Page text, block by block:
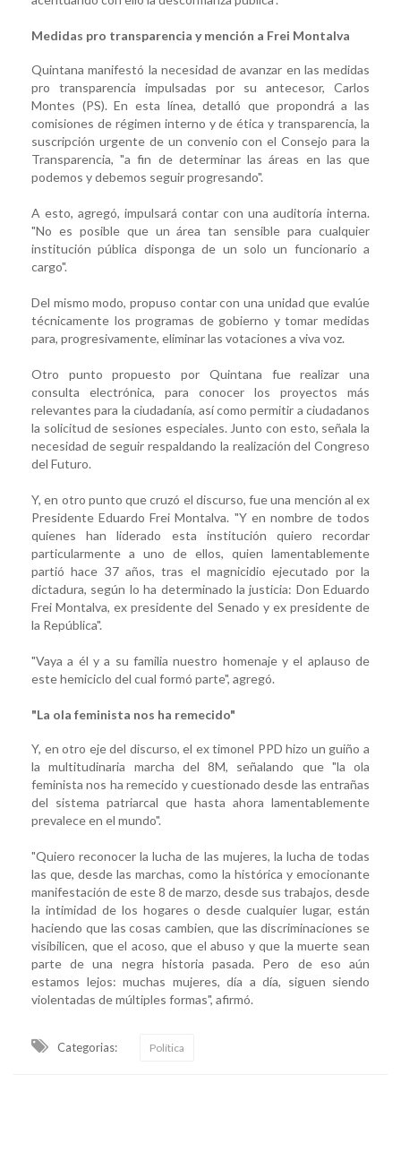
Medidas pro transparencia y mención a Frei Montalva
Quintana manifestó la necesidad de avanzar en las medidas
pro transparencia impulsadas por su antecesor, Carlos
Montes (PS). En esta línea, detalló que propondrá a las
comisiones de régimen interno y de ética y transparencia, la
suscripción urgente de un convenio con el Consejo para la
Transparencia, "a fin de determinar las áreas en las que
podemos y debemos seguir progresando".
A esto, agregó, impulsará contar con una auditoría interna.
"No es posible que un área tan sensible para cualquier
institución pública disponga de un solo un funcionario a
cargo".
Del mismo modo, propuso contar con una unidad que evalúe
técnicamente los programas de gobierno y tomar medidas
para, progresivamente, eliminar las votaciones a viva voz.
Otro punto propuesto por Quintana fue realizar una
consulta electrónica, para conocer los proyectos más
relevantes para la ciudadanía, así como permitir a ciudadanos
la solicitud de sesiones especiales. Junto con esto, señala la
necesidad de seguir respaldando la realización del Congreso
del Futuro.
Y, en otro punto que cruzó el discurso, fue una mención al ex
Presidente Eduardo Frei Montalva. "Y en nombre de todos
quienes han liderado esta institución quiero recordar
particularmente a uno de ellos, quien lamentablemente
partió hace 37 años, tras el magnicidio ejecutado por la
dictadura, según lo ha determinado la justicia: Don Eduardo
Frei Montalva, ex presidente del Senado y ex presidente de
la República".
"Vaya a él y a su familia nuestro homenaje y el aplauso de
este hemiciclo del cual formó parte", agregó.
"La ola feminista nos ha remecido"
Y, en otro eje del discurso, el ex timonel PPD hizo un guiño a
la multitudinaria marcha del 8M, señalando que "la ola
feminista nos ha remecido y cuestionado desde las entrañas
del sistema patriarcal que hasta ahora lamentablemente
prevalece en el mundo".
"Quiero reconocer la lucha de las mujeres, la lucha de todas
las que, desde las marchas, como la histórica y emocionante
manifestación de este 8 de marzo, desde sus trabajos, desde
la intimidad de los hogares o desde cualquier lugar, están
haciendo que las cosas cambien, que las discriminaciones se
visibilicen, que el acoso, que el abuso y que la muerte sean
parte de una negra historia pasada. Pero de eso aún
estamos lejos: muchas mujeres, día a día, siguen siendo
violentadas de múltiples formas", afirmó.
Categorias: Política